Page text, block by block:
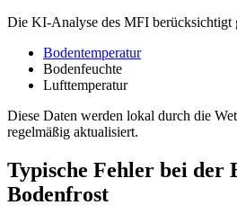
Die KI-Analyse des MFI berücksichtigt
Bodentemperatur
Bodenfeuchte
Lufttemperatur
Diese Daten werden lokal durch die
regelmäßig aktualisiert.
Typische Fehler bei der
Bodenfrost